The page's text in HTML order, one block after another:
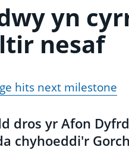
yn
nesaf
hits next milestone
dros yr Afon
chyhoeddi'r